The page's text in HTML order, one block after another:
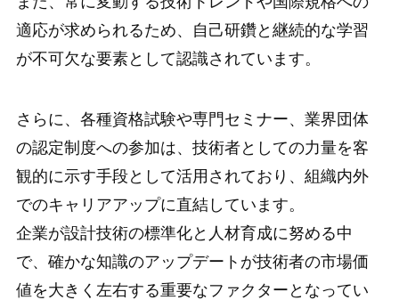
適応が求められるため、自己研鑽と継続的な学習
が不可欠な要素として認識されています。
さらに、各種資格試験や専門セミナー、業界団体
の認定制度への参加は、技術者としての力量を客
観的に示す手段として活用されており、組織内外
でのキャリアアップに直結しています。
企業が設計技術の標準化と人材育成に努める中
で、確かな知識のアップデートが技術者の市場価
値を大きく左右する重要なファクターとなってい